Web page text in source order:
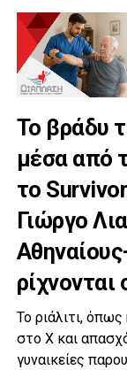
Το βράδυ
μέσα από
το
Γιώργο
Το ριάλιτι,
στο Χ και
γυναικείες